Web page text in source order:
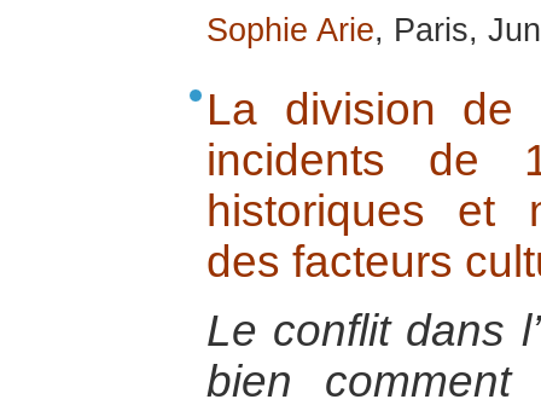
Sophie Arie, Paris,
La division de
incidents de
historiques et
des facteurs
Le conflit dans
bien comment